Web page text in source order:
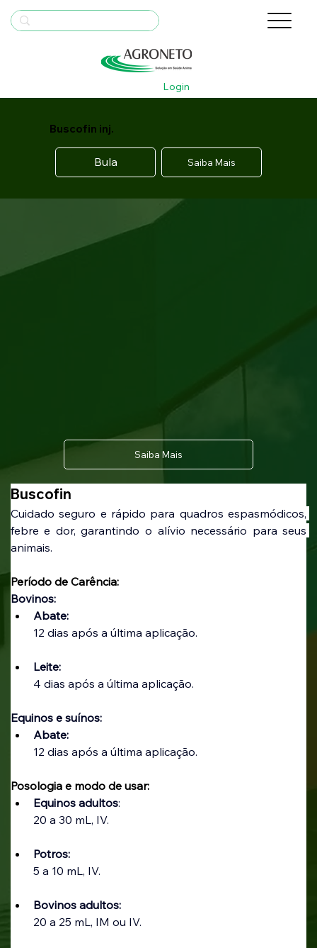
Login
Buscofin inj.
Bula Saiba Mais
Buscofin
Cuidado seguro e rápido para quadros espasmódicos,
febre e dor, garantindo o alívio necessário para seus
animais.
Período de Carência:
Bovinos:
Abate:
12 dias após a última aplicação.
Leite:
4 dias após a última aplicação.
Equinos e suínos:
Abate:
12 dias após a última aplicação.
Posologia e modo de usar:
Equinos adultos:
20 a 30 mL, IV.
Potros:
5 a 10 mL, IV.
Bovinos adultos:
20 a 25 mL, IM ou IV.
Saiba Mais